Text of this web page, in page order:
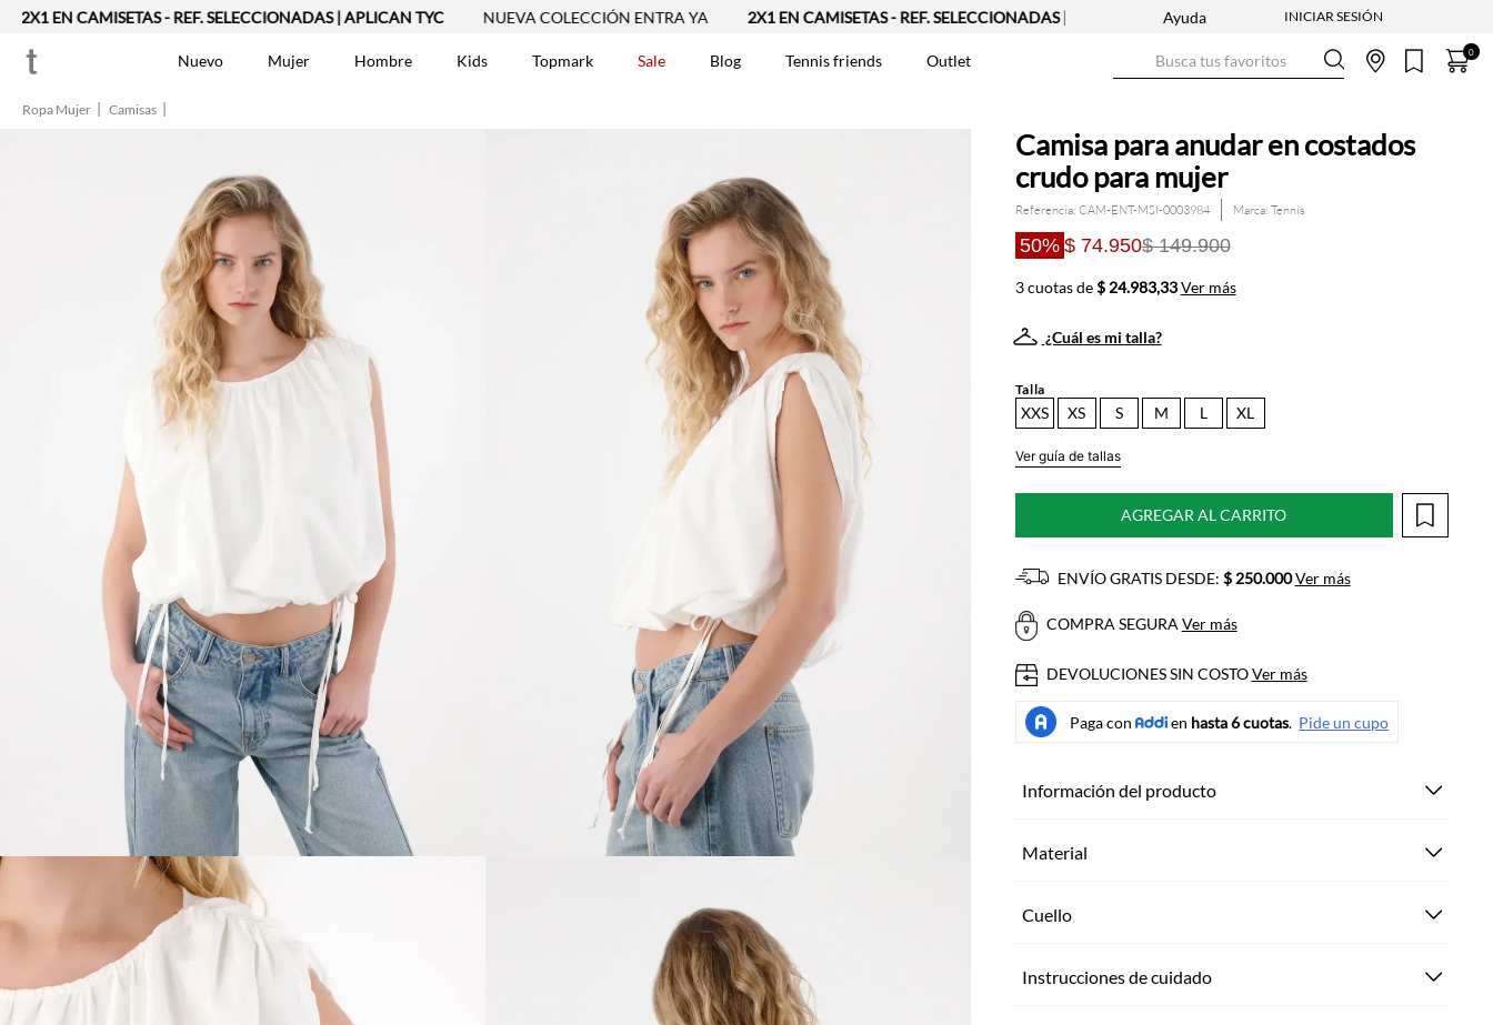
EN CAMISETAS - REF. SELECCIONADAS | APLICAN TYC NUEVA COLECCIÓN ENTRA YA 2X1 EN CAMISETAS - REF. SELECCIONADAS | APLICAN TYC 2X1 EN CAMISETAS - REF. SELECCIONADAS
Ayuda
Nuevo Mujer Hombre Kids Topmark Sale Blog Tennis friends Outlet 0
Ropa Mujer Camisas
Camisa para anudar en costados
crudo para mujer
Referencia: CAM-ENT-MSI-0003984 Tennis
50% $ 74.950$ 149.900
3 cuotas de$ 24.983,33 Ver más
¿Cuál es mi talla?
Talla
XXS XS S M L XL
Ver guía de tallas
AGREGAR AL CARRITO
ENVÍO GRATIS DESDE: $ 250.000 Ver más
COMPRA SEGURA Ver más
DEVOLUCIONES SIN COSTOVer más
Información del producto
Material
Cuello
Instrucciones de cuidado
5
6
Short
Bermuda
Camisetas Mujer